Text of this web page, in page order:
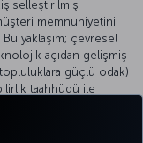
memnuniyetini
yaklaşım; çevresel
açıdan gelişmiş
güçlü odak)
taahhüdü ile